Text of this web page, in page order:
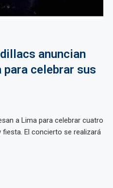
anuncian
celebrar sus
a Lima para celebrar cuatro
fiesta. El concierto se realizará